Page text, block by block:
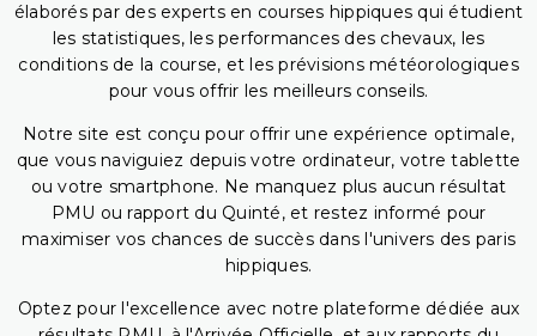
élaborés par des experts en courses hippiques qui étudient
les statistiques, les performances des chevaux, les
conditions de la course, et les prévisions météorologiques
pour vous offrir les meilleurs conseils.
Notre site est conçu pour offrir une expérience optimale,
que vous naviguiez depuis votre ordinateur, votre tablette
ou votre smartphone. Ne manquez plus aucun résultat
PMU ou rapport du Quinté, et restez informé pour
maximiser vos chances de succès dans l'univers des paris
hippiques.
Optez pour l'excellence avec notre plateforme dédiée aux